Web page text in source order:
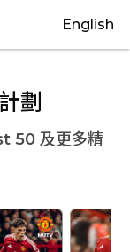
English
劃
50及更多精